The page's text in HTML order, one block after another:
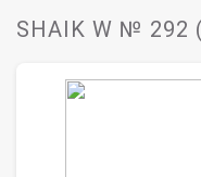
SHAIK W № 292